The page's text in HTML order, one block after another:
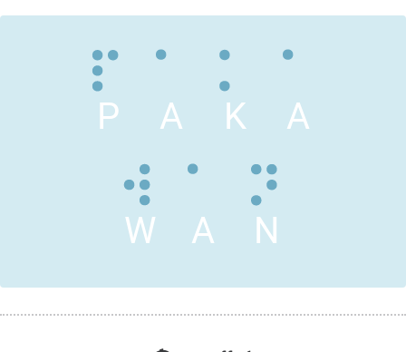
P A K A
W A N